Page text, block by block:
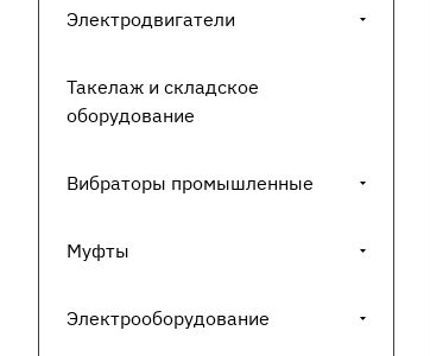
Электродвигатели
Такелаж и складское
оборудование
Вибраторы промышленные
Муфты
Электрооборудование